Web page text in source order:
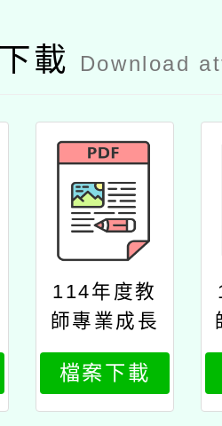
載 Download
114年度教
師專業成長
研習實施計
畫─夢的n次
方多元工作
檔案下載